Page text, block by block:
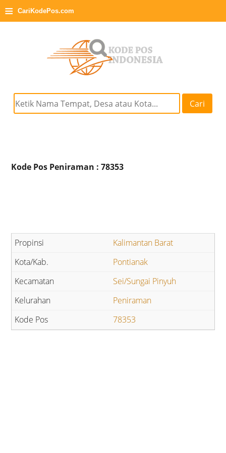
≡ CariKodePos.com
Cari
Kode Pos Peniraman : 78353
Kalimantan Barat
Pontianak
Sei/Sungai Pinyuh
Peniraman
78353